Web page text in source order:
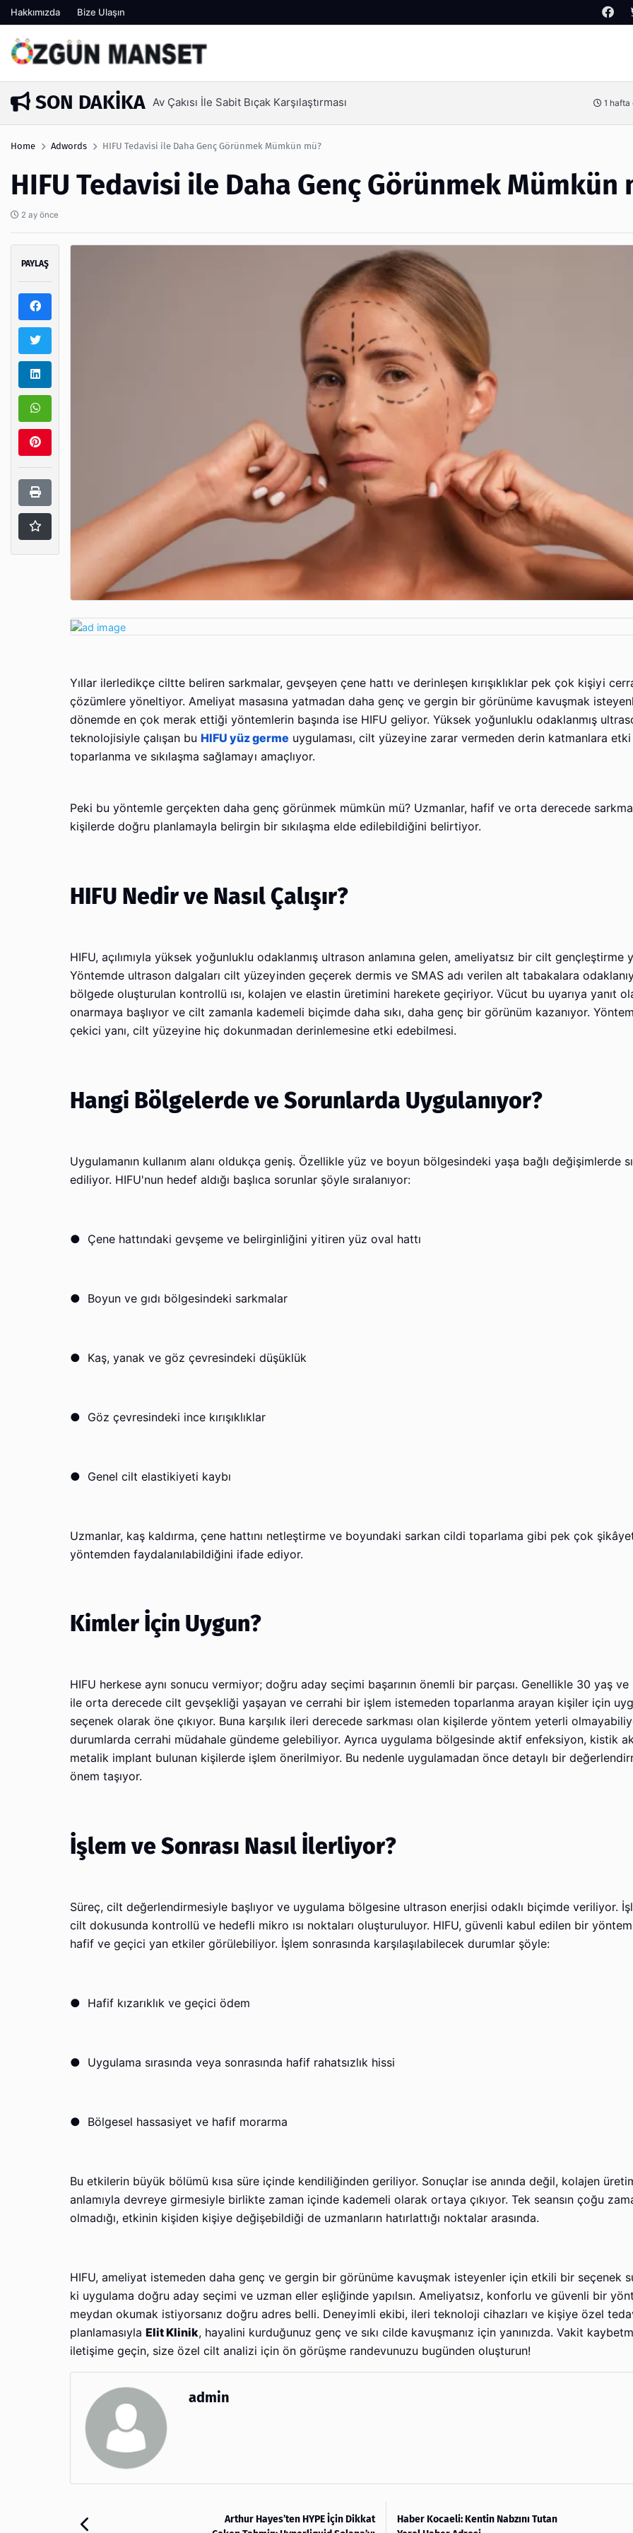
Hakkımızda Bize Ulaşın
Arama
SON DAKIKA
1 hafta önce Kanaat Önderi Hüseyin Kuruçay Kimdir? 3 hafta
Home Adwords HIFU Tedavisi ile Daha Genç Görünmek Mümkün mü?
HIFU Tedavisi ile Daha Genç Görünmek Mümkün
2 ay önce
PAYLAŞ
Yıllar ilerledikçe ciltte beliren sarkmalar, gevşeyen çene hattı ve derinleşen kırışıklıklar pek çok kişiyi
çözümlere yöneltiyor. Ameliyat masasına yatmadan daha genç ve gergin bir görünüme kavuşmak
dönemde en çok merak ettiği yöntemlerin başında ise HIFU geliyor. Yüksek yoğunluklu odaklanmış
teknolojisiyle çalışan bu HIFU yüz germe uygulaması, cilt yüzeyine zarar vermeden derin katmanlara
toparlanma ve sıkılaşma sağlamayı amaçlıyor.
Peki bu yöntemle gerçekten daha genç görünmek mümkün mü? Uzmanlar, hafif ve orta derecede
kişilerde doğru planlamayla belirgin bir sıkılaşma elde edilebildiğini belirtiyor.
HIFU Nedir ve Nasıl Çalışır?
HIFU, açılımıyla yüksek yoğunluklu odaklanmış ultrason anlamına gelen, ameliyatsız bir cilt gençleştirme
Yöntemde ultrason dalgaları cilt yüzeyinden geçerek dermis ve SMAS adı verilen alt tabakalara
bölgede oluşturulan kontrollü ısı, kolajen ve elastin üretimini harekete geçiriyor. Vücut bu uyarıya yanıt
onarmaya başlıyor ve cilt zamanla kademeli biçimde daha sıkı, daha genç bir görünüm kazanıyor.
çekici yanı, cilt yüzeyine hiç dokunmadan derinlemesine etki edebilmesi.
Hangi Bölgelerde ve Sorunlarda Uygulanıyor?
Uygulamanın kullanım alanı oldukça geniş. Özellikle yüz ve boyun bölgesindeki yaşa bağlı değişimlerde
ediliyor. HIFU'nun hedef aldığı başlıca sorunlar şöyle sıralanıyor:
● Çene hattındaki gevşeme ve belirginliğini yitiren yüz oval hattı
● Boyun ve gıdı bölgesindeki sarkmalar
● Kaş, yanak ve göz çevresindeki düşüklük
● Göz çevresindeki ince kırışıklıklar
● Genel cilt elastikiyeti kaybı
Uzmanlar, kaş kaldırma, çene hattını netleştirme ve boyundaki sarkan cildi toparlama gibi pek çok
yöntemden faydalanılabildiğini ifade ediyor.
Kimler İçin Uygun?
HIFU herkese aynı sonucu vermiyor; doğru aday seçimi başarının önemli bir parçası. Genellikle 30 yaş
ile orta derecede cilt gevşekliği yaşayan ve cerrahi bir işlem istemeden toparlanma arayan kişiler için
seçenek olarak öne çıkıyor. Buna karşılık ileri derecede sarkması olan kişilerde yöntem yeterli
durumlarda cerrahi müdahale gündeme gelebiliyor. Ayrıca uygulama bölgesinde aktif enfeksiyon, kistik
metalik implant bulunan kişilerde işlem önerilmiyor. Bu nedenle uygulamadan önce detaylı bir
önem taşıyor.
İşlem ve Sonrası Nasıl İlerliyor?
Süreç, cilt değerlendirmesiyle başlıyor ve uygulama bölgesine ultrason enerjisi odaklı biçimde veriliyor.
cilt dokusunda kontrollü ve hedefli mikro ısı noktaları oluşturuluyor. HIFU, güvenli kabul edilen bir
hafif ve geçici yan etkiler görülebiliyor. İşlem sonrasında karşılaşılabilecek durumlar şöyle:
● Hafif kızarıklık ve geçici ödem
● Uygulama sırasında veya sonrasında hafif rahatsızlık hissi
● Bölgesel hassasiyet ve hafif morarma
Bu etkilerin büyük bölümü kısa süre içinde kendiliğinden geriliyor. Sonuçlar ise anında değil, kolajen
anlamıyla devreye girmesiyle birlikte zaman içinde kademeli olarak ortaya çıkıyor. Tek seansın çoğu
olmadığı, etkinin kişiden kişiye değişebildiği de uzmanların hatırlattığı noktalar arasında.
HIFU, ameliyat istemeden daha genç ve gergin bir görünüme kavuşmak isteyenler için etkili bir seçenek
ki uygulama doğru aday seçimi ve uzman eller eşliğinde yapılsın. Ameliyatsız, konforlu ve güvenli bir
meydan okumak istiyorsanız doğru adres belli. Deneyimli ekibi, ileri teknoloji cihazları ve kişiye özel
planlamasıyla Elit Klinik, hayalini kurduğunuz genç ve sıkı cilde kavuşmanız için yanınızda. Vakit
iletişime geçin, size özel cilt analizi için ön görüşme randevunuzu bugünden oluşturun!
admin
Arthur Hayes’ten HYPE İçin Dikkat
Haber Kocaeli: Kentin Nabzını Tutan